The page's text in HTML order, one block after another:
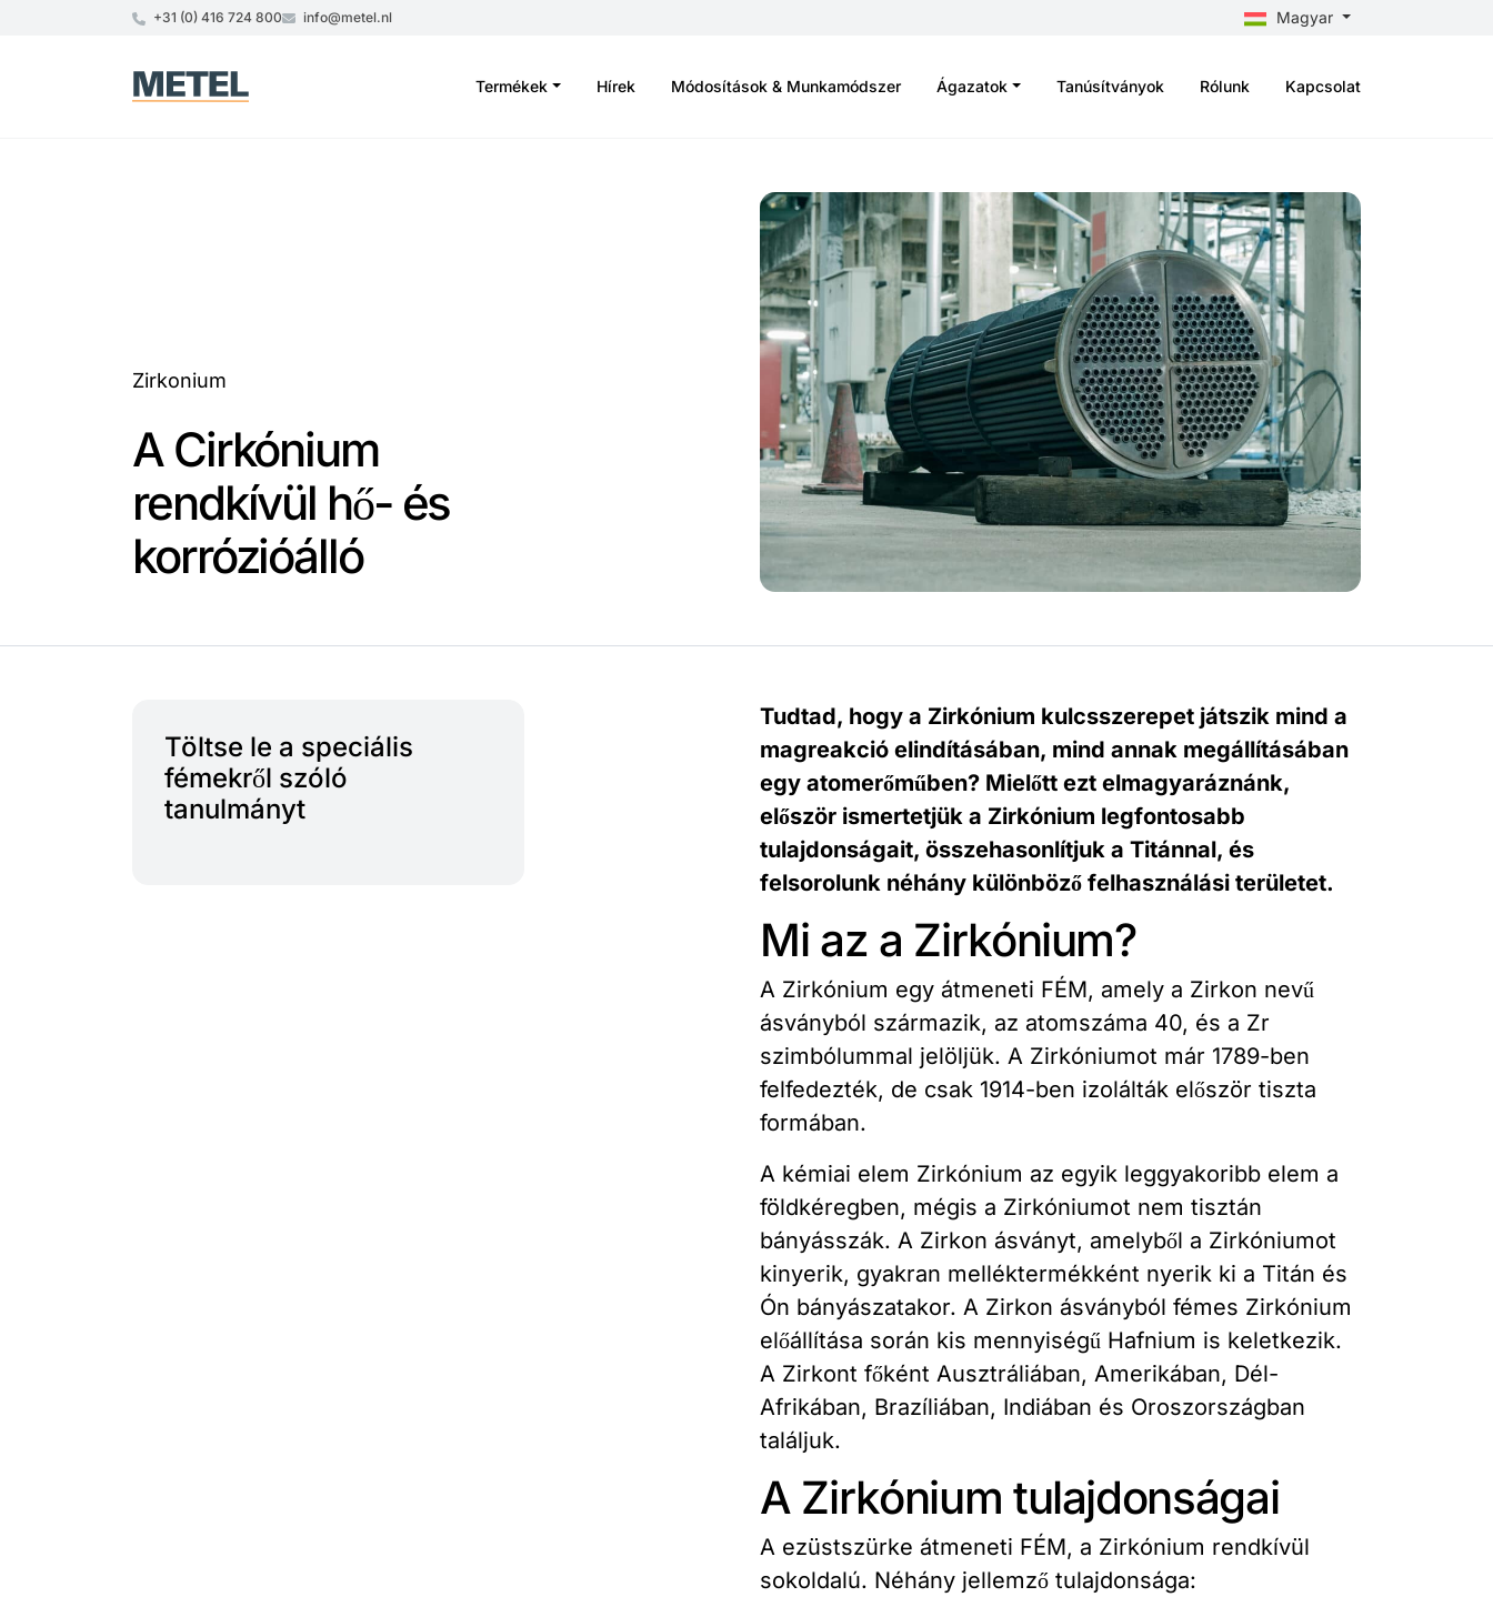
+31 (0) 416 724 800 info@metel.nl Magyar
Termékek Hírek Módosítások & Munkamódszer Ágazatok Tanúsítványok Rólunk Kapcsolat
Zirkonium
A Cirkónium
rendkívül hő- és
korrózióálló
Töltse le a speciális
fémekről szóló
tanulmányt
Tudtad, hogy a Zirkónium kulcsszerepet játszik mind a
magreakció elindításában, mind annak megállításában
egy atomerőműben? Mielőtt ezt elmagyaráznánk,
először ismertetjük a Zirkónium legfontosabb
tulajdonságait, összehasonlítjuk a Titánnal, és
felsorolunk néhány különböző felhasználási területet.
Mi az a Zirkónium?
A Zirkónium egy átmeneti FÉM, amely a Zirkon nevű
ásványból származik, az atomszáma 40, és a Zr
szimbólummal jelöljük. A Zirkóniumot már 1789-ben
felfedezték, de csak 1914-ben izolálták először tiszta
formában.
A kémiai elem Zirkónium az egyik leggyakoribb elem a
földkéregben, mégis a Zirkóniumot nem tisztán
bányásszák. A Zirkon ásványt, amelyből a Zirkóniumot
kinyerik, gyakran melléktermékként nyerik ki a Titán és
Ón bányászatakor. A Zirkon ásványból fémes Zirkónium
előállítása során kis mennyiségű Hafnium is keletkezik.
A Zirkont főként Ausztráliában, Amerikában, Dél-
Afrikában, Brazíliában, Indiában és Oroszországban
találjuk.
A Zirkónium tulajdonságai
A ezüstszürke átmeneti FÉM, a Zirkónium rendkívül
sokoldalú. Néhány jellemző tulajdonsága: